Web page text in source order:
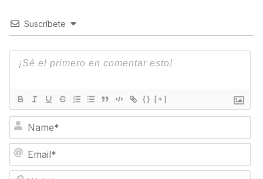
Suscríbete
{} [+]
m
a